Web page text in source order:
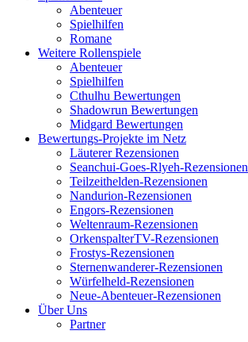
Abenteuer
Spielhilfen
Romane
Weitere Rollenspiele
Abenteuer
Spielhilfen
Cthulhu Bewertungen
Shadowrun Bewertungen
Midgard Bewertungen
Bewertungs-Projekte im Netz
Läuterer Rezensionen
Seanchui-Goes-Rlyeh-Rezensionen
Teilzeithelden-Rezensionen
Nandurion-Rezensionen
Engors-Rezensionen
Weltenraum-Rezensionen
OrkenspalterTV-Rezensionen
Frostys-Rezensionen
Sternenwanderer-Rezensionen
Würfelheld-Rezensionen
Neue-Abenteuer-Rezensionen
Über Uns
Partner